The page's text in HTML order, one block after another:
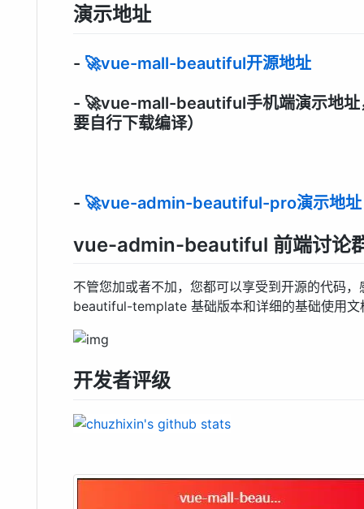
演示地址
- 🚀vue-mall-beautiful开源地址
- 🚀vue-mall-beautiful手机端演示地址
要自行下载编译）
- 🚀vue-admin-beautiful-pro演示地址
vue-admin-beautiful 前端讨论
不管您加或者不加，您都可以享受到开源的代码
beautiful-template 基础版本和详细的基础使用文
开发者评级